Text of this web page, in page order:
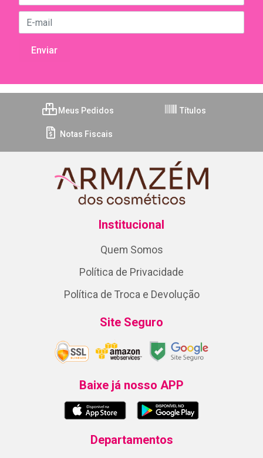
Meus Pedidos Títulos
Notas Fiscais
Institucional
Quem Somos
Política de Privacidade
Política de Troca e Devolução
Site Seguro
Baixe já nosso APP
Departamentos